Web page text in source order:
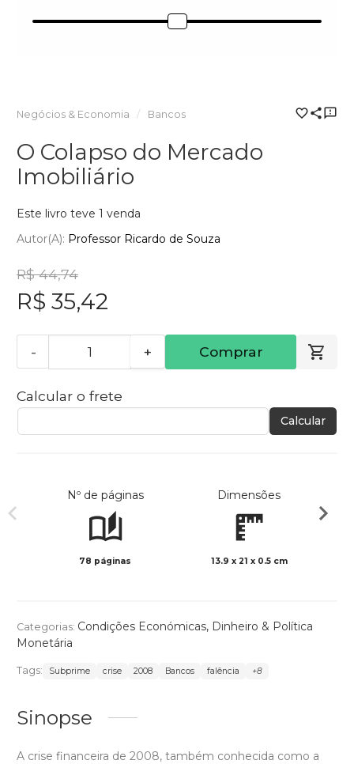
Negócios & Economia Bancos
O Colapso do Mercado
Imobiliário
Este livro teve 1 venda
Autor(a): Professor Ricardo de Souza
R$ 44,74
R$ 35,42
- + Comprar
Calcular o frete
Calcular
Nº de páginas
78 páginas
Dimensões
13.9 x 21 x 0.5 cm
Categorias: Condições Económicas, Dinheiro & Política
Monetária
Tags: Subprime crise 2008 Bancos falência +8
Sinopse
A crise financeira de 2008, também conhecida como a